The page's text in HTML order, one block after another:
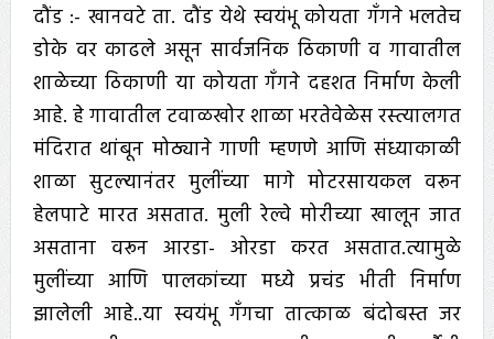
दौंड :- खानवटे ता. दौंड येथे स्वयंभू कोयता गँगने भलतेच
डोके वर काढले असून सार्वजनिक ठिकाणी व गावातील
शाळेच्या ठिकाणी या कोयता गँगने दहशत निर्माण केली
आहे. हे गावातील टवाळखोर शाळा भरतेवेळेस रस्त्यालगत
मंदिरात थांबून मोठ्याने गाणी म्हणणे आणि संध्याकाळी
शाळा सुटल्यानंतर मुलींच्या मागे मोटरसायकल वरून
हेलपाटे मारत असतात. मुली रेल्वे मोरीच्या खालून जात
असताना वरून आरडा- ओरडा करत असतात.त्यामुळे
मुलींच्या आणि पालकांच्या मध्ये प्रचंड भीती निर्माण
झालेली आहे..या स्वयंभू गँगचा तात्काळ बंदोबस्त जर